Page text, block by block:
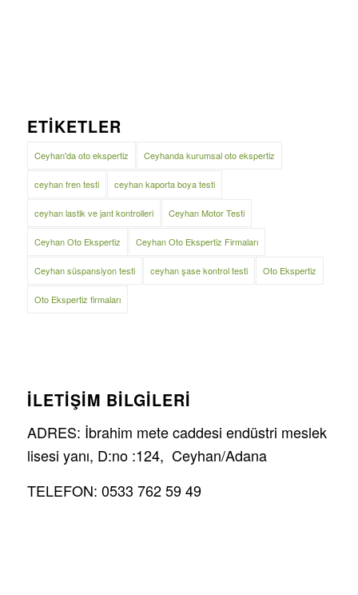
ETIKETLER
Ceyhan'da oto ekspertiz Ceyhanda kurumsal oto ekspertiz
ceyhan fren testi ceyhan kaporta boya testi
ceyhan lastik ve jant kontrolleri Ceyhan Motor Testi
Ceyhan Oto Ekspertiz Ceyhan Oto Ekspertiz Firmaları
Ceyhan süspansiyon testi ceyhan şase kontrol testi Oto Ekspertiz
Oto Ekspertiz firmaları
İLETİŞİM BİLGİLERİ
ADRES: İbrahim mete caddesi endüstri meslek
lisesi yanı, D:no :124, Ceyhan/Adana
TELEFON: 0533 762 59 49